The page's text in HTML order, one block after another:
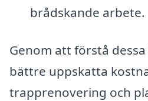
brådskande arbete.
Genom att förstå
bättre uppskatta
trapprenovering och